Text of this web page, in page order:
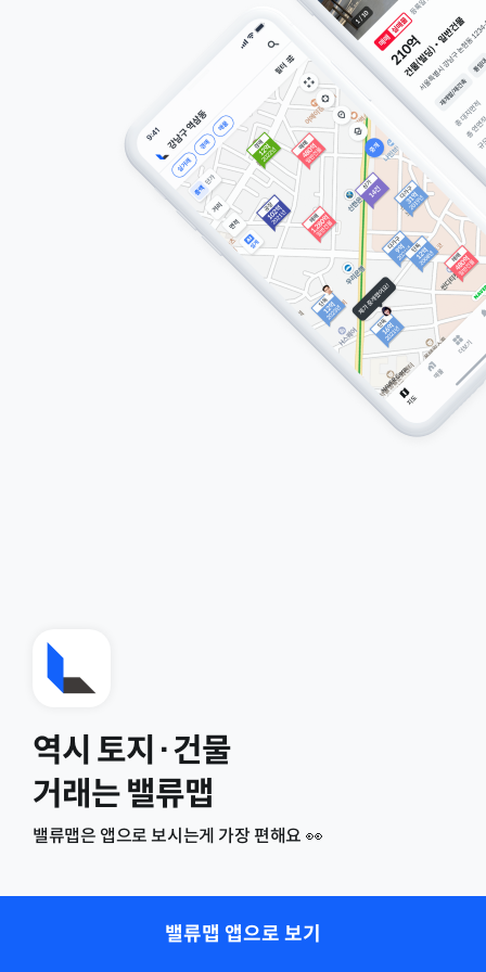
역시 토지·건물
거래는 밸류맵
밸류맵은 앱으로 보시는게 가장 편해요 👀
밸류맵 앱으로 보기